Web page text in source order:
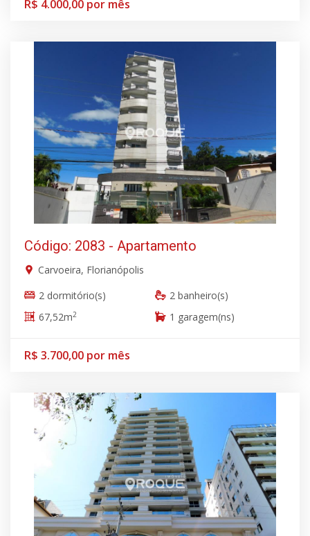
R$ 4.000,00 por mês
Código: 2083 - Apartamento
Carvoeira, Florianópolis
2 dormitório(s)
2 banheiro(s)
67,52m2 1 garagem(ns)
R$ 3.700,00 por mês